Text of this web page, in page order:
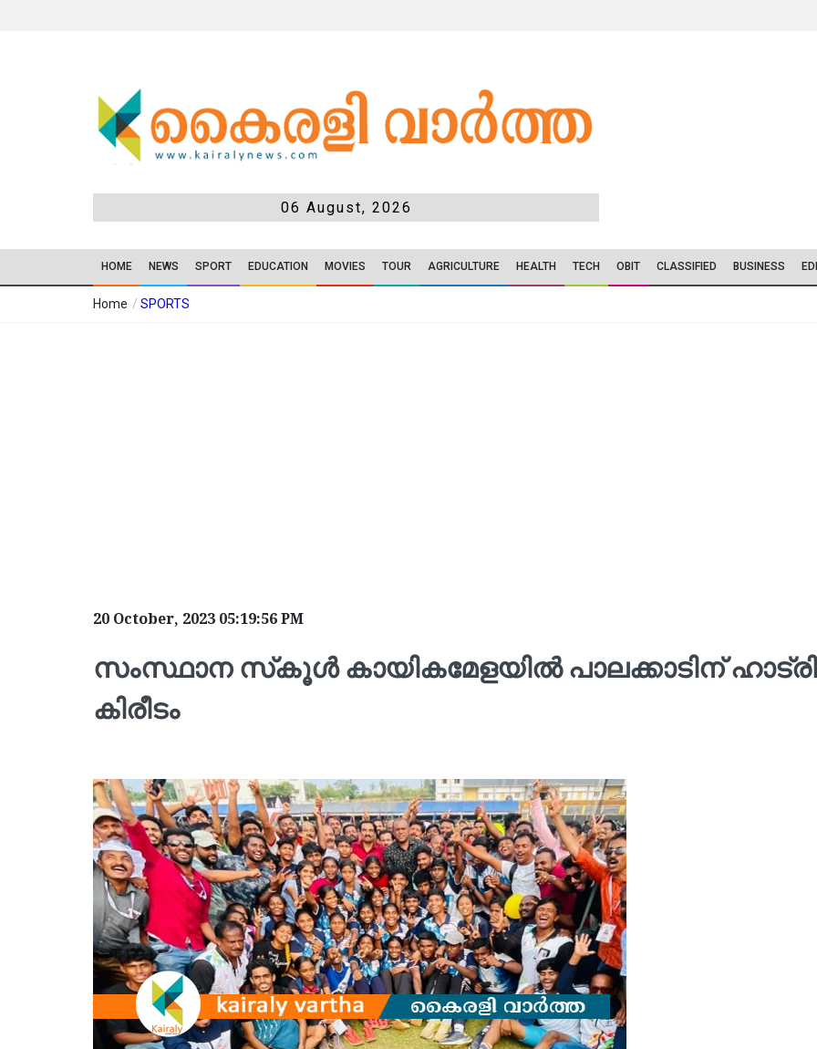
06 August, 2026
HOME NEWS SPORT EDUCATION MOVIES TOUR AGRICULTURE HEALTH TECH OBIT CLASSIFIED BUSINESS
Home / SPORTS
20 October, 2023 05:19:56 PM
സംസ്ഥാന സ്‌കൂൾ കായികമേളയിൽ പാലക്കാടിന്
കിരീടം